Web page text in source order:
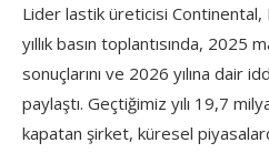
Lider lastik üreticisi Continental,
yıllık basın toplantısında, 2025
sonuçlarını ve 2026 yılına dair
paylaştı. Geçtiğimiz yılı 19,7
kapatan şirket, küresel